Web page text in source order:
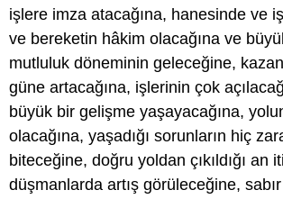
işlere imza atacağına, hanesinde ve
ve bereketin hâkim olacağına ve
mutluluk döneminin geleceğine,
güne artacağına, işlerinin çok
büyük bir gelişme yaşayacağına,
olacağına, yaşadığı sorunların hiç
biteceğine, doğru yoldan çıkıldığı an
düşmanlarda artış görüleceğine,